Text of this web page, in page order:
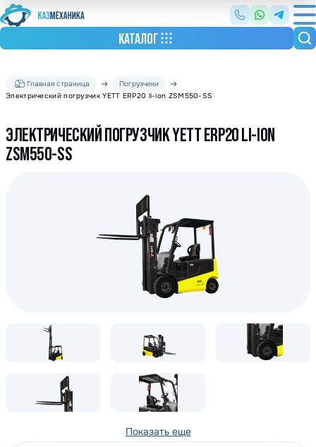
КАТАЛОГ
Главная страница
Погрузчики
Электрический погрузчик YETT ERP20 li-ion ZSM550-SS
ЭЛЕКТРИЧЕСКИЙ ПОГРУЗЧИК YETT ERP20 LI-ION
ZSM550-SS
Показать еще